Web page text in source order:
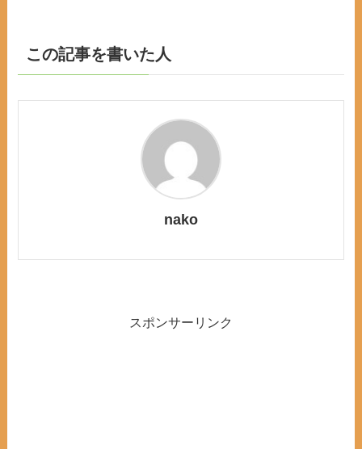
この記事を書いた人
nako
スポンサーリンク